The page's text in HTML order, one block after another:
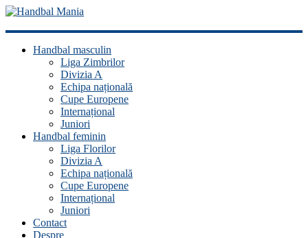
Handbal
ManiaHandbal masculin
Liga Zimbrilor
Divizia A
Echipa națională
Cupe Europene
Internațional
Juniori
Handbal feminin
Liga Florilor
Divizia A
Echipa națională
Cupe Europene
Internațional
Juniori
Contact
Despre